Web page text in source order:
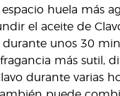
huela más
el aceite de
unos 30
más sutil,
durante varias